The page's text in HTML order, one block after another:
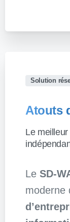
Solution
Atouts
Le
Le SD-
moderne